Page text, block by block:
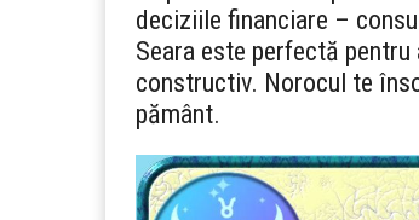
deciziile financiare –
Seara este perfectă
constructiv. Norocul te
pământ.